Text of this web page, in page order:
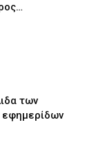
των
εφημερίδων